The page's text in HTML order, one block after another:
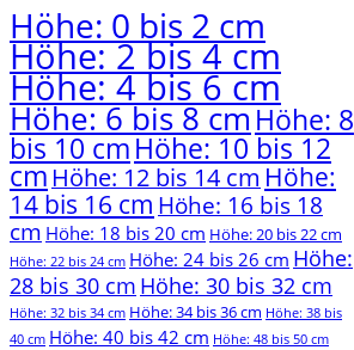
Höhe: 0 bis 2 cm
Höhe: 2 bis 4 cm
Höhe: 4 bis 6 cm
Höhe: 6 bis 8 cmHöhe: 8
bis 10 cmHöhe: 10 bis 12
cmHöhe: 12 bis 14 cm Höhe:
14 bis 16 cm Höhe: 16 bis 18
cm Höhe: 18 bis 20 cm Höhe: 20 bis 22 cm
Höhe: 22 bis 24 cm Höhe: 24 bis 26 cm Höhe:
28 bis 30 cm Höhe: 30 bis 32 cm
Höhe: 32 bis 34 cm Höhe: 34 bis 36 cm Höhe: 38 bis
40 cm Höhe: 40 bis 42 cm Höhe: 48 bis 50 cm